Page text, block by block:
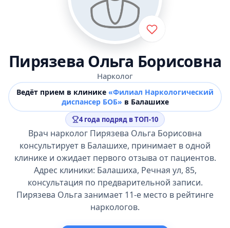
Пирязева Ольга Борисовна
Нарколог
Ведёт прием в клинике «Филиал Наркологический
диспансер БОБ» в Балашихе
4 года подряд в ТОП-10
Врач нарколог Пирязева Ольга Борисовна
консультирует в Балашихе, принимает в одной
клинике и ожидает первого отзыва от пациентов.
Адрес клиники: Балашиха, Речная ул, 85,
консультация по предварительной записи.
Пирязева Ольга занимает 11-е место в рейтинге
наркологов.